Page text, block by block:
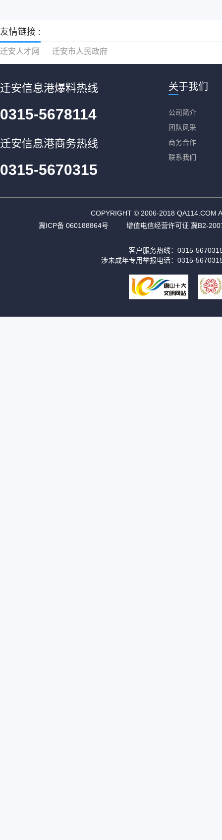
友情链接 :
迁安人才网 迁安市人民政府
迁安信息港爆料热线
0315-5678114
迁安信息港商务热线
0315-5670315
关于我们
公司简介
团队风采
商务合作
联系我们
COPYRIGHT © 2006-2018 QA114.COM
冀ICP备 060188864号
增值电信经营许可证 冀B2-
客户服务热线：0315-
涉未成年专用举报电话：0315-